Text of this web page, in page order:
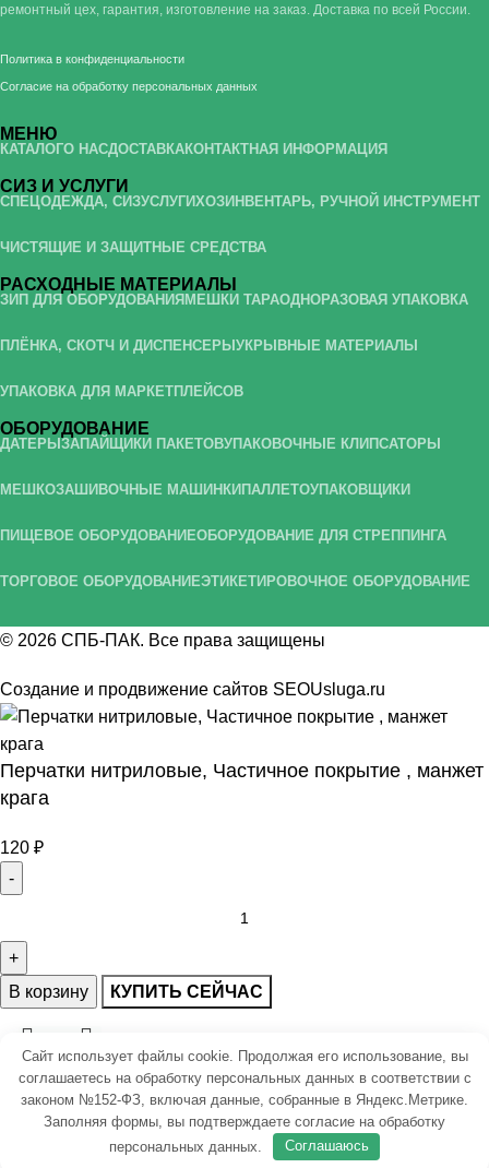
ремонтный цех, гарантия, изготовление на заказ. Доставка по всей России.
Политика в конфиденциальности
Согласие на обработку персональных данных
МЕНЮ
КАТАЛОГО НАСДОСТАВКАКОНТАКТНАЯ ИНФОРМАЦИЯ
СИЗ И УСЛУГИ
СПЕЦОДЕЖДА, СИЗУСЛУГИХОЗИНВЕНТАРЬ, РУЧНОЙ ИНСТРУМЕНТ
ЧИСТЯЩИЕ И ЗАЩИТНЫЕ СРЕДСТВА
РАСХОДНЫЕ МАТЕРИАЛЫ
ЗИП ДЛЯ ОБОРУДОВАНИЯМЕШКИ ТАРАОДНОРАЗОВАЯ УПАКОВКА
ПЛЁНКА, СКОТЧ И ДИСПЕНСЕРЫУКРЫВНЫЕ МАТЕРИАЛЫ
УПАКОВКА ДЛЯ МАРКЕТПЛЕЙСОВ
ОБОРУДОВАНИЕ
ДАТЕРЫЗАПАЙЩИКИ ПАКЕТОВУПАКОВОЧНЫЕ КЛИПСАТОРЫ
МЕШКОЗАШИВОЧНЫЕ МАШИНКИПАЛЛЕТОУПАКОВЩИКИ
ПИЩЕВОЕ ОБОРУДОВАНИЕОБОРУДОВАНИЕ ДЛЯ СТРЕППИНГА
ТОРГОВОЕ ОБОРУДОВАНИЕЭТИКЕТИРОВОЧНОЕ ОБОРУДОВАНИЕ
© 2026 СПБ-ПАК. Все права защищены
Создание и продвижение сайтов SEOUsluga.ru
Перчатки нитриловые, Частичное покрытие , манжет
крага
120 ₽
В корзину КУПИТЬ СЕЙЧАС
Каталог
Корзина
Сайт использует файлы cookie. Продолжая его использование, вы
соглашаетесь на обработку персональных данных в соответствии с
законом №152-ФЗ, включая данные, собранные в Яндекс.Метрике.
Заполняя формы, вы подтверждаете согласие на обработку
персональных данных
Соглашаюсь